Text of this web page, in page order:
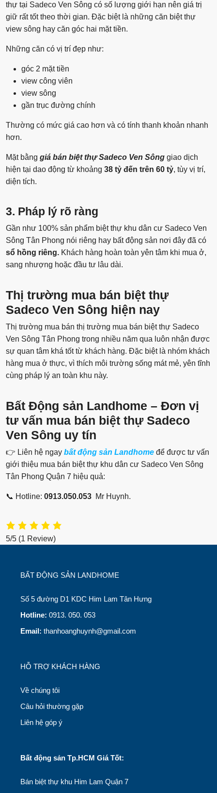
thự tại Sadeco Ven Sông có số lượng giới hạn nên giá trị
giữ rất tốt theo thời gian. Đặc biệt là những căn biệt thự
view sông hay căn góc hai mặt tiền.
Những căn có vị trí đẹp như:
góc 2 mặt tiền
view công viên
view sông
gần trục đường chính
Thường có mức giá cao hơn và có tính thanh khoản nhanh
hơn.
Mặt bằng giá bán biệt thự Sadeco Ven Sông giao dịch
hiện tại dao động từ khoảng 38 tỷ đến trên 60 tỷ, tùy vị trí,
diện tích.
3. Pháp lý rõ ràng
Gần như 100% sản phẩm biệt thự khu dân cư Sadeco Ven
Sông Tân Phong nói riêng hay bất động sản nơi đây đã có
sổ hồng riêng. Khách hàng hoàn toàn yên tâm khi mua ở,
sang nhượng hoặc đầu tư lâu dài.
Thị trường mua bán biệt thự
Sadeco Ven Sông hiện nay
Thị trường mua bán thị trường mua bán biệt thự Sadeco
Ven Sông Tân Phong trong nhiều năm qua luôn nhận được
sự quan tâm khá tốt từ khách hàng. Đặc biệt là nhóm khách
hàng mua ở thực, vì thích môi trường sống mát mẻ, yên tĩnh
cùng pháp lý an toàn khu này.
Bất Động sản Landhome – Đơn vị
tư vấn mua bán biệt thự Sadeco
Ven Sông uy tín
👉 Liên hệ ngay bất động sản Landhome để được tư vấn
giới thiệu mua bán biệt thự khu dân cư Sadeco Ven Sông
Tân Phong Quận 7 hiệu quả:
📞 Hotline: 0913.050.053 Mr Huynh.
5/5 (1 Review)
BẤT ĐỘNG SẢN LANDHOME
Số 5 đường D1 KDC Him Lam Tân Hưng
Hotline: 0913. 050. 053
Email: thanhoanghuynh@gmail.com
HỖ TRỢ KHÁCH HÀNG
Về chúng tôi
Câu hỏi thường gặp
Liên hệ góp ý
Bất động sản Tp.HCM Giá Tốt:
Bán biệt thự khu Him Lam Quận 7